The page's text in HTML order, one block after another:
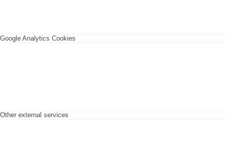
Google Analytics Cookies
Other external services